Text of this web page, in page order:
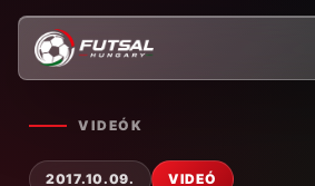
VIDEÓK
2017.10.09. VIDEÓ